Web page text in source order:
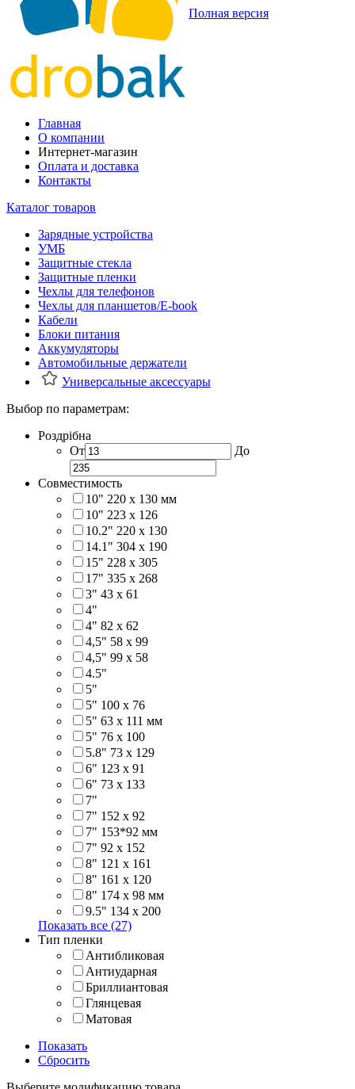
Полная версия
Главная
О компании
Интернет-магазин
Оплата и доставка
Контакты
Каталог товаров
Зарядные устройства
УМБ
Защитные стекла
Защитные пленки
Чехлы для телефонов
Чехлы для планшетов/E-book
Кабели
Блоки питания
Аккумуляторы
Автомобильные держатели
Универсальные аксессуары
Выбор по параметрам:
Роздрібна
От
До
Совместимость
10" 220 x 130 мм
10" 223 x 126
10.2" 220 x 130
14.1" 304 х 190
15" 228 x 305
17" 335 х 268
3" 43 x 61
4"
4" 82 x 62
4,5" 58 х 99
4,5" 99 x 58
4.5"
5"
5" 100 x 76
5" 63 x 111 мм
5" 76 х 100
5.8" 73 x 129
6" 123 х 91
6" 73 х 133
7"
7" 152 x 92
7" 153*92 мм
7" 92 х 152
8" 121 х 161
8" 161 х 120
8" 174 x 98 мм
9.5" 134 x 200
Показать все (27)
Тип пленки
Антибликовая
Антиударная
Бриллиантовая
Глянцевая
Матовая
Показать
Сбросить